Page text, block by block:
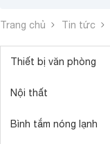
Trang chủ Tin tức
Thiết bị văn phòng
Nội thất
Bình tắm nóng lạnh